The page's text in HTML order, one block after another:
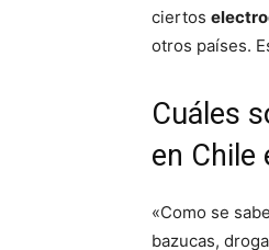
ciertos
otros países.
Cuáles
en Chile
«Como se
bazucas,